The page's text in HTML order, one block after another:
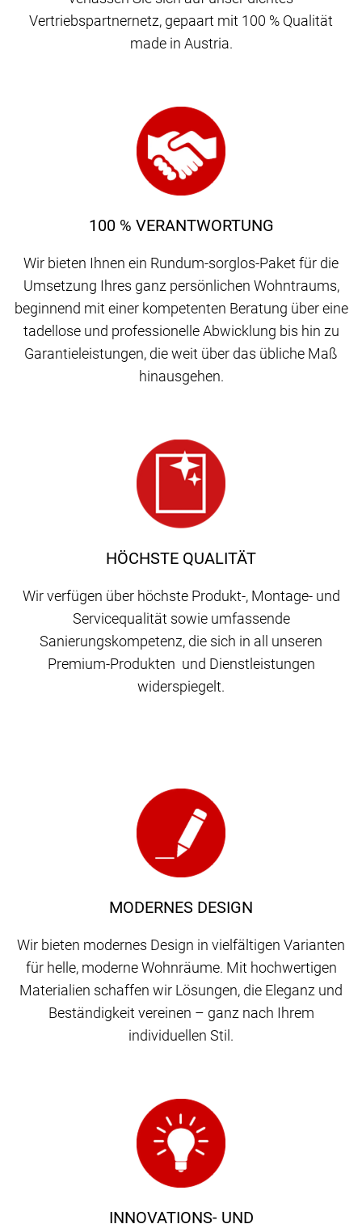
Vertriebspartnernetz, gepaart mit 100 % Qualität
made in Austria.
HÖCHSTE QUALITÄT
Wir verfügen über höchste Produkt-, Montage- und
Servicequalität sowie umfassende
Sanierungskompetenz, die sich in all unseren
Premium-Produkten und Dienstleistungen
widerspiegelt.
100 % VERANTWORTUNG
Wir bieten Ihnen ein Rundum-sorglos-Paket für die
Umsetzung Ihres ganz persönlichen Wohntraums,
beginnend mit einer kompetenten Beratung über eine
tadellose und professionelle Abwicklung bis hin zu
Garantieleistungen, die weit über das übliche Maß
hinausgehen.
MODERNES DESIGN
Wir bieten modernes Design in vielfältigen Varianten
für helle, moderne Wohnräume. Mit hochwertigen
Materialien schaffen wir Lösungen, die Eleganz und
Beständigkeit vereinen – ganz nach Ihrem
individuellen Stil.
INNOVATIONS- UND